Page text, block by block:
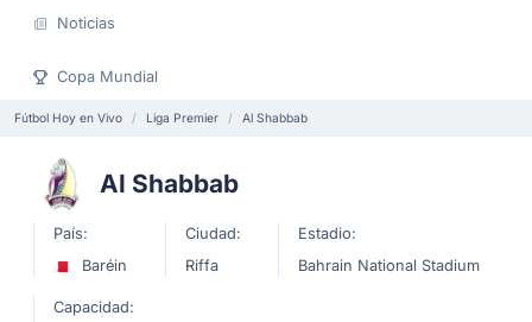
Noticias
Copa Mundial
Fútbol Hoy en Vivo Liga Premier Al Shabbab
Al Shabbab
País:
Baréin
Ciudad:
Riffa
Estadio:
Bahrain National Stadium
Capacidad: